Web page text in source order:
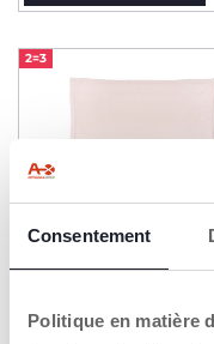
Consentement
Politique en matière
2=3
Couverture de